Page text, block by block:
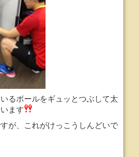
るボールをギュッとつぶして太
ます
が、これがけっこうしんどいで